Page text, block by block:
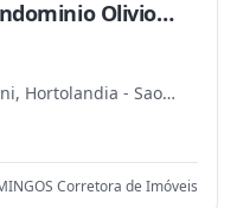
Olivio
Hortolandia - Sao
Corretora de Imóveis